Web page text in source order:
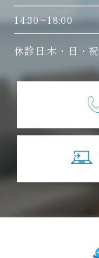
14:30~18:00
休診日:木・日・祝